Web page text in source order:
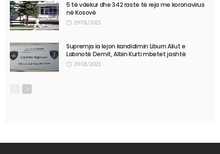
5 të vdekur dhe 342 raste të reja me koronavirus
në Kosovë
29/01/2021
Supremja ia lejon kandidimin Liburn Aliut e
Labinotë Demit, Albin Kurti mbetet jashtë
29/01/2021